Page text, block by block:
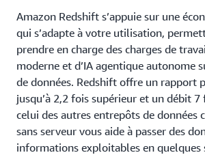
Amazon Redshift s’appuie sur une
qui s’adapte à votre utilisation,
prendre en charge des charges de
moderne et d’IA agentique autonome
de données. Redshift offre un rapport
jusqu’à 2,2 fois supérieur et un débit 7
celui des autres entrepôts de données
sans serveur vous aide à passer des
informations exploitables en quelques